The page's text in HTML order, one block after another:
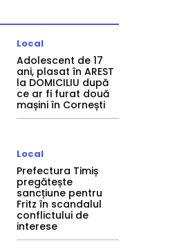
Local
Adolescent de 17
ani, plasat în AREST
la DOMICILIU după
ce ar fi furat două
mașini în Cornești
Local
Prefectura Timiș
pregătește
sancțiune pentru
Fritz în scandalul
conflictului de
interese